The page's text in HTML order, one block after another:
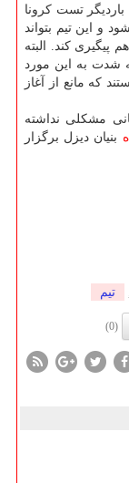
باردیگر تست کرونا
و این تیم بتواند
پیگیری کند. البته
شدت به این مورد
که مانع از آغاز
مشکلی نداشته
بنیان دیزل برگزار
تیم
(0)